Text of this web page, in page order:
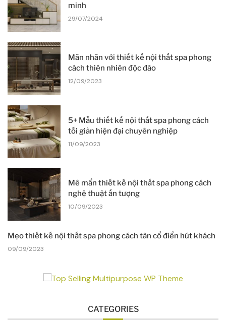
minh
29/07/2024
Mãn nhãn với thiết kế nội thất spa phong
cách thiên nhiên độc đáo
12/09/2023
5+ Mẫu thiết kế nội thất spa phong cách
tối giản hiện đại chuyên nghiệp
11/09/2023
Mê mẩn thiết kế nội thất spa phong cách
nghệ thuật ấn tượng
10/09/2023
Mẹo thiết kế nội thất spa phong cách tân cổ điển hút khách
09/09/2023
CATEGORIES